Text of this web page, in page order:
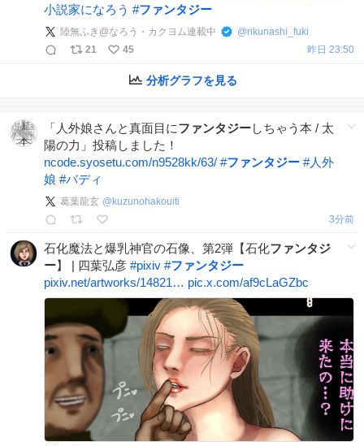
小説家になろう #ファンタジー
陸無ふき@なろう・カクヨム連載中 @rikunashi_fuki
21
45 昨日 23:50
分析グラフを見る
「人外娘さんと真面目にファンタジーしちゃう本 / 太
陽の力」投稿しました！
ncode.syosetu.com/n9528kk/63/ #ファンタジー #人外
娘 #バディ
葛葉龍玄 @ kuzunohakouiti
3分前
石化魔法と爆乳神官の石像、第2弾【石化ファンタジ
ー】 | 四葉弘彦 #pixiv #ファンタジー
pixiv.net/artworks/14821… pic.x.com/af9cLaGZbc